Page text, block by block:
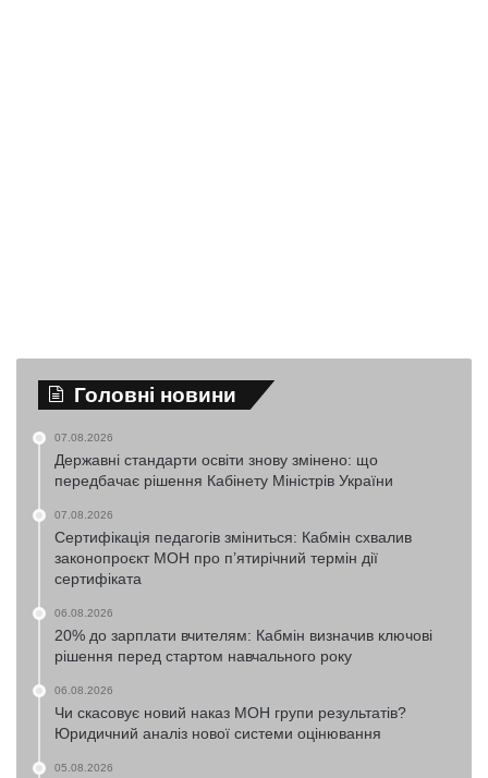
Головні новини
07.08.2026
Державні стандарти освіти знову змінено: що
передбачає рішення Кабінету Міністрів України
07.08.2026
Сертифікація педагогів зміниться: Кабмін схвалив
законопроєкт МОН про п’ятирічний термін дії
сертифіката
06.08.2026
20% до зарплати вчителям: Кабмін визначив ключові
рішення перед стартом навчального року
06.08.2026
Чи скасовує новий наказ МОН групи результатів?
Юридичний аналіз нової системи оцінювання
05.08.2026